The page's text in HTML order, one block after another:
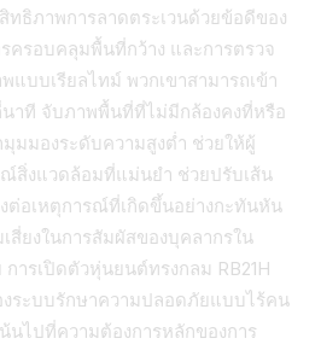
ทธิภาพการลาดตระเวนด้วยข้อดีของ
ครอบคลุมพื้นที่กว้าง และการตรวจ
บบเรียลไทม์ พวกเขาสามารถเข้า
นาที จับภาพพื้นที่ที่ไม่มีกล้องคงที่หรือ
มมองระดับความสูงต่ำ ช่วยให้ผู้
สิ่งแวดล้อมที่แม่นยำ ช่วยปรับเส้น
ต่อเหตุการณ์ที่เกิดขึ้นอย่างกะทันหัน
สี่ยงในการสัมผัสของบุคลากรใน
ารเปิดตัวหุ่นยนต์ทรงกลม RB21H
งระบบรักษาความปลอดภัยแบบไร้คน
นไปที่ความต้องการหลักของการ